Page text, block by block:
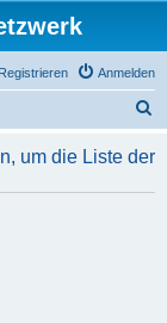
Anmelden
Registrieren
h
um die Liste der